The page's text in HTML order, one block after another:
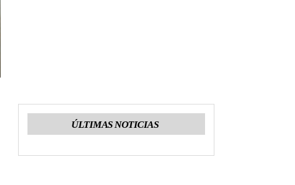
ÚLTIMAS NOTICIAS